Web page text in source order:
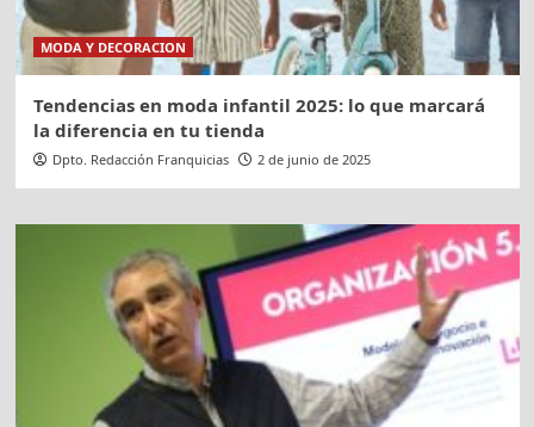
MODA Y DECORACION
Tendencias en moda infantil 2025: lo que marcará
la diferencia en tu tienda
Dpto. Redacción Franquicias 2 de junio de 2025